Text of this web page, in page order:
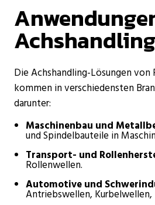
Achshandling
Die Achshandling-Lösungen von
kommen in verschiedensten
darunter:
Maschinenbau und
und Spindelbauteile in
Transport- und
Rollenwellen.
Automotive und
Antriebswellen, Kurbelwellen,